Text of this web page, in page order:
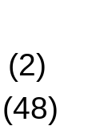
(2)
(48)